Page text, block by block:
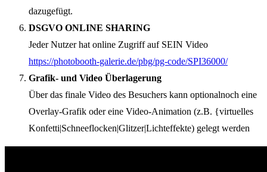
dazugefügt.
DSGVO ONLINE SHARING
Jeder Nutzer hat online Zugriff auf SEIN Video
https://photobooth-galerie.de/pbg/pg-code/SPI36000/
Grafik- und Video Überlagerung
Über das finale Video des Besuchers kann optionalnoch eine
Overlay-Grafik oder eine Video-Animation (z.B. {virtuelles
Konfetti|Schneeflocken|Glitzer|Lichteffekte) gelegt werden